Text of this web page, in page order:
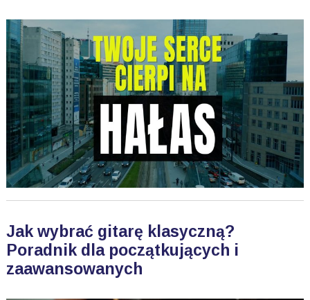
Jak wybrać gitarę klasyczną?
Poradnik dla początkujących i
zaawansowanych